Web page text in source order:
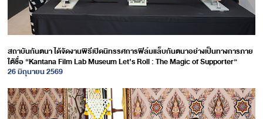
สถาบันกันตนา ได้จัดงานพิธีเปิดนิทรรศการฟิล์มแล็บกันตนาอย่างเป็นทางการภาย
ใต้ชื่อ “Kantana Film Lab Museum Let’s Roll : The Magic of Supporter”
26 มิถุนายน 2569